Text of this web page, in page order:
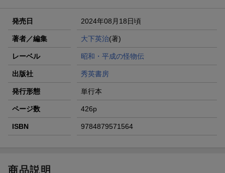
発売日 2024年08月18日頃
著者／編集 大下英治(著)
レーベル 昭和・平成の怪物伝
出版社 秀英書房
発行形態 単行本
ページ数 426p
ISBN 9784879571564
商品説明